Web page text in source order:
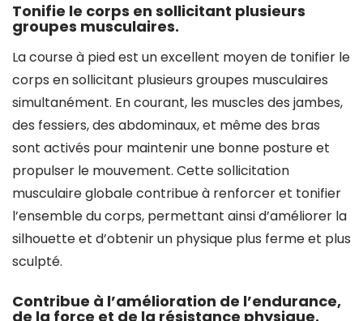
Tonifie le corps en sollicitant plusieurs
groupes musculaires.
La course à pied est un excellent moyen de tonifier le
corps en sollicitant plusieurs groupes musculaires
simultanément. En courant, les muscles des jambes,
des fessiers, des abdominaux, et même des bras
sont activés pour maintenir une bonne posture et
propulser le mouvement. Cette sollicitation
musculaire globale contribue à renforcer et tonifier
l’ensemble du corps, permettant ainsi d’améliorer la
silhouette et d’obtenir un physique plus ferme et plus
sculpté.
Contribue à l’amélioration de l’endurance,
de la force et de la résistance physique.